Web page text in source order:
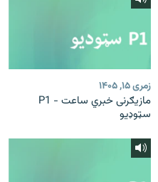
زمری ۱۵, ۱۴۰۵
مازیګرنی خبري ساعت - P1
سټوډیو